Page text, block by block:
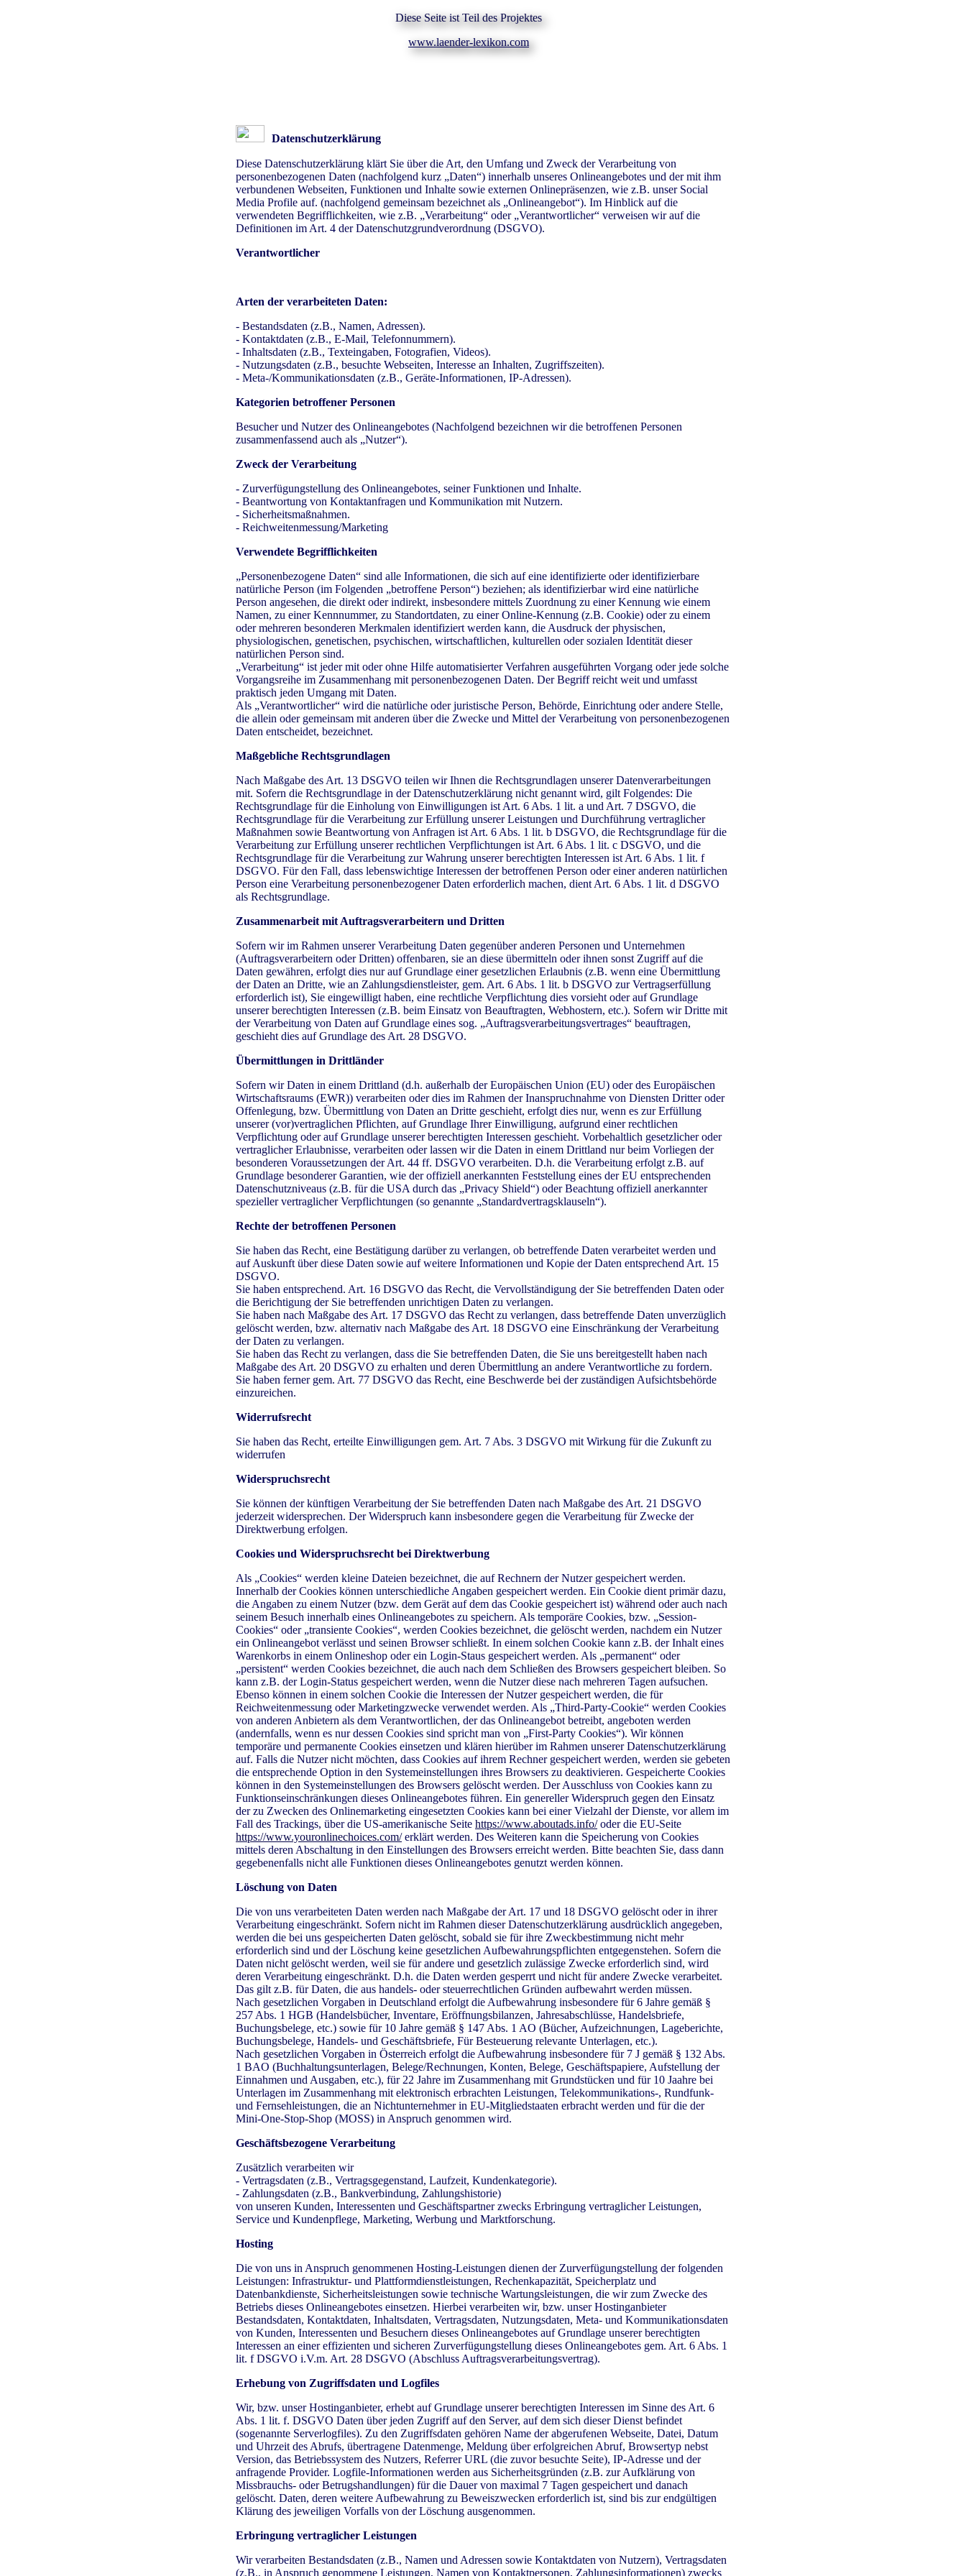
Diese Seite ist Teil des Projektes
www.laender-lexikon.com
Datenschutzerklärung
Diese Datenschutzerklärung klärt Sie über die Art, den Umfang und Zweck der Verarbeitung von
personenbezogenen Daten (nachfolgend kurz „Daten“) innerhalb unseres Onlineangebotes und der mit ihm
verbundenen Webseiten, Funktionen und Inhalte sowie externen Onlinepräsenzen, wie z.B. unser Social
Media Profile auf. (nachfolgend gemeinsam bezeichnet als „Onlineangebot“). Im Hinblick auf die
verwendeten Begrifflichkeiten, wie z.B. „Verarbeitung“ oder „Verantwortlicher“ verweisen wir auf die
Definitionen im Art. 4 der Datenschutzgrundverordnung (DSGVO).
Verantwortlicher
Arten der verarbeiteten Daten:
- Bestandsdaten (z.B., Namen, Adressen).
- Kontaktdaten (z.B., E-Mail, Telefonnummern).
- Inhaltsdaten (z.B., Texteingaben, Fotografien, Videos).
- Nutzungsdaten (z.B., besuchte Webseiten, Interesse an Inhalten, Zugriffszeiten).
- Meta-/Kommunikationsdaten (z.B., Geräte-Informationen, IP-Adressen).
Kategorien betroffener Personen
Besucher und Nutzer des Onlineangebotes (Nachfolgend bezeichnen wir die betroffenen Personen
zusammenfassend auch als „Nutzer“).
Zweck der Verarbeitung
- Zurverfügungstellung des Onlineangebotes, seiner Funktionen und Inhalte.
- Beantwortung von Kontaktanfragen und Kommunikation mit Nutzern.
- Sicherheitsmaßnahmen.
- Reichweitenmessung/Marketing
Verwendete Begrifflichkeiten
„Personenbezogene Daten“ sind alle Informationen, die sich auf eine identifizierte oder identifizierbare
natürliche Person (im Folgenden „betroffene Person“) beziehen; als identifizierbar wird eine natürliche
Person angesehen, die direkt oder indirekt, insbesondere mittels Zuordnung zu einer Kennung wie einem
Namen, zu einer Kennnummer, zu Standortdaten, zu einer Online-Kennung (z.B. Cookie) oder zu einem
oder mehreren besonderen Merkmalen identifiziert werden kann, die Ausdruck der physischen,
physiologischen, genetischen, psychischen, wirtschaftlichen, kulturellen oder sozialen Identität dieser
natürlichen Person sind.
„Verarbeitung“ ist jeder mit oder ohne Hilfe automatisierter Verfahren ausgeführten Vorgang oder jede solche
Vorgangsreihe im Zusammenhang mit personenbezogenen Daten. Der Begriff reicht weit und umfasst
praktisch jeden Umgang mit Daten.
Als „Verantwortlicher“ wird die natürliche oder juristische Person, Behörde, Einrichtung oder andere Stelle,
die allein oder gemeinsam mit anderen über die Zwecke und Mittel der Verarbeitung von personenbezogenen
Daten entscheidet, bezeichnet.
Maßgebliche Rechtsgrundlagen
Nach Maßgabe des Art. 13 DSGVO teilen wir Ihnen die Rechtsgrundlagen unserer Datenverarbeitungen
mit. Sofern die Rechtsgrundlage in der Datenschutzerklärung nicht genannt wird, gilt Folgendes: Die
Rechtsgrundlage für die Einholung von Einwilligungen ist Art. 6 Abs. 1 lit. a und Art. 7 DSGVO, die
Rechtsgrundlage für die Verarbeitung zur Erfüllung unserer Leistungen und Durchführung vertraglicher
Maßnahmen sowie Beantwortung von Anfragen ist Art. 6 Abs. 1 lit. b DSGVO, die Rechtsgrundlage für die
Verarbeitung zur Erfüllung unserer rechtlichen Verpflichtungen ist Art. 6 Abs. 1 lit. c DSGVO, und die
Rechtsgrundlage für die Verarbeitung zur Wahrung unserer berechtigten Interessen ist Art. 6 Abs. 1 lit. f
DSGVO. Für den Fall, dass lebenswichtige Interessen der betroffenen Person oder einer anderen natürlichen
Person eine Verarbeitung personenbezogener Daten erforderlich machen, dient Art. 6 Abs. 1 lit. d DSGVO
als Rechtsgrundlage.
Zusammenarbeit mit Auftragsverarbeitern und Dritten
Sofern wir im Rahmen unserer Verarbeitung Daten gegenüber anderen Personen und Unternehmen
(Auftragsverarbeitern oder Dritten) offenbaren, sie an diese übermitteln oder ihnen sonst Zugriff auf die
Daten gewähren, erfolgt dies nur auf Grundlage einer gesetzlichen Erlaubnis (z.B. wenn eine Übermittlung
der Daten an Dritte, wie an Zahlungsdienstleister, gem. Art. 6 Abs. 1 lit. b DSGVO zur Vertragserfüllung
erforderlich ist), Sie eingewilligt haben, eine rechtliche Verpflichtung dies vorsieht oder auf Grundlage
unserer berechtigten Interessen (z.B. beim Einsatz von Beauftragten, Webhostern, etc.). Sofern wir Dritte mit
der Verarbeitung von Daten auf Grundlage eines sog. „Auftragsverarbeitungsvertrages“ beauftragen,
geschieht dies auf Grundlage des Art. 28 DSGVO.
Übermittlungen in Drittländer
Sofern wir Daten in einem Drittland (d.h. außerhalb der Europäischen Union (EU) oder des Europäischen
Wirtschaftsraums (EWR)) verarbeiten oder dies im Rahmen der Inanspruchnahme von Diensten Dritter oder
Offenlegung, bzw. Übermittlung von Daten an Dritte geschieht, erfolgt dies nur, wenn es zur Erfüllung
unserer (vor)vertraglichen Pflichten, auf Grundlage Ihrer Einwilligung, aufgrund einer rechtlichen
Verpflichtung oder auf Grundlage unserer berechtigten Interessen geschieht. Vorbehaltlich gesetzlicher oder
vertraglicher Erlaubnisse, verarbeiten oder lassen wir die Daten in einem Drittland nur beim Vorliegen der
besonderen Voraussetzungen der Art. 44 ff. DSGVO verarbeiten. D.h. die Verarbeitung erfolgt z.B. auf
Grundlage besonderer Garantien, wie der offiziell anerkannten Feststellung eines der EU entsprechenden
Datenschutzniveaus (z.B. für die USA durch das „Privacy Shield“) oder Beachtung offiziell anerkannter
spezieller vertraglicher Verpflichtungen (so genannte „Standardvertragsklauseln“).
Rechte der betroffenen Personen
Sie haben das Recht, eine Bestätigung darüber zu verlangen, ob betreffende Daten verarbeitet werden und
auf Auskunft über diese Daten sowie auf weitere Informationen und Kopie der Daten entsprechend Art. 15
DSGVO.
Sie haben entsprechend. Art. 16 DSGVO das Recht, die Vervollständigung der Sie betreffenden Daten oder
die Berichtigung der Sie betreffenden unrichtigen Daten zu verlangen.
Sie haben nach Maßgabe des Art. 17 DSGVO das Recht zu verlangen, dass betreffende Daten unverzüglich
gelöscht werden, bzw. alternativ nach Maßgabe des Art. 18 DSGVO eine Einschränkung der Verarbeitung
der Daten zu verlangen.
Sie haben das Recht zu verlangen, dass die Sie betreffenden Daten, die Sie uns bereitgestellt haben nach
Maßgabe des Art. 20 DSGVO zu erhalten und deren Übermittlung an andere Verantwortliche zu fordern.
Sie haben ferner gem. Art. 77 DSGVO das Recht, eine Beschwerde bei der zuständigen Aufsichtsbehörde
einzureichen.
Widerrufsrecht
Sie haben das Recht, erteilte Einwilligungen gem. Art. 7 Abs. 3 DSGVO mit Wirkung für die Zukunft zu
widerrufen
Widerspruchsrecht
Sie können der künftigen Verarbeitung der Sie betreffenden Daten nach Maßgabe des Art. 21 DSGVO
jederzeit widersprechen. Der Widerspruch kann insbesondere gegen die Verarbeitung für Zwecke der
Direktwerbung erfolgen.
Cookies und Widerspruchsrecht bei Direktwerbung
Als „Cookies“ werden kleine Dateien bezeichnet, die auf Rechnern der Nutzer gespeichert werden.
Innerhalb der Cookies können unterschiedliche Angaben gespeichert werden. Ein Cookie dient primär dazu,
die Angaben zu einem Nutzer (bzw. dem Gerät auf dem das Cookie gespeichert ist) während oder auch nach
seinem Besuch innerhalb eines Onlineangebotes zu speichern. Als temporäre Cookies, bzw. „Session-
Cookies“ oder „transiente Cookies“, werden Cookies bezeichnet, die gelöscht werden, nachdem ein Nutzer
ein Onlineangebot verlässt und seinen Browser schließt. In einem solchen Cookie kann z.B. der Inhalt eines
Warenkorbs in einem Onlineshop oder ein Login-Staus gespeichert werden. Als „permanent“ oder
„persistent“ werden Cookies bezeichnet, die auch nach dem Schließen des Browsers gespeichert bleiben. So
kann z.B. der Login-Status gespeichert werden, wenn die Nutzer diese nach mehreren Tagen aufsuchen.
Ebenso können in einem solchen Cookie die Interessen der Nutzer gespeichert werden, die für
Reichweitenmessung oder Marketingzwecke verwendet werden. Als „Third-Party-Cookie“ werden Cookies
von anderen Anbietern als dem Verantwortlichen, der das Onlineangebot betreibt, angeboten werden
(andernfalls, wenn es nur dessen Cookies sind spricht man von „First-Party Cookies“). Wir können
temporäre und permanente Cookies einsetzen und klären hierüber im Rahmen unserer Datenschutzerklärung
auf. Falls die Nutzer nicht möchten, dass Cookies auf ihrem Rechner gespeichert werden, werden sie gebeten
die entsprechende Option in den Systemeinstellungen ihres Browsers zu deaktivieren. Gespeicherte Cookies
können in den Systemeinstellungen des Browsers gelöscht werden. Der Ausschluss von Cookies kann zu
Funktionseinschränkungen dieses Onlineangebotes führen. Ein genereller Widerspruch gegen den Einsatz
der zu Zwecken des Onlinemarketing eingesetzten Cookies kann bei einer Vielzahl der Dienste, vor allem im
Fall des Trackings, über die US-amerikanische Seite https://www.aboutads.info/oder die EU-Seite
https://www.youronlinechoices.com/erklärt werden. Des Weiteren kann die Speicherung von Cookies
mittels deren Abschaltung in den Einstellungen des Browsers erreicht werden. Bitte beachten Sie, dass dann
gegebenenfalls nicht alle Funktionen dieses Onlineangebotes genutzt werden können.
Löschung von Daten
Die von uns verarbeiteten Daten werden nach Maßgabe der Art. 17 und 18 DSGVO gelöscht oder in ihrer
Verarbeitung eingeschränkt. Sofern nicht im Rahmen dieser Datenschutzerklärung ausdrücklich angegeben,
werden die bei uns gespeicherten Daten gelöscht, sobald sie für ihre Zweckbestimmung nicht mehr
erforderlich sind und der Löschung keine gesetzlichen Aufbewahrungspflichten entgegenstehen. Sofern die
Daten nicht gelöscht werden, weil sie für andere und gesetzlich zulässige Zwecke erforderlich sind, wird
deren Verarbeitung eingeschränkt. D.h. die Daten werden gesperrt und nicht für andere Zwecke verarbeitet.
Das gilt z.B. für Daten, die aus handels- oder steuerrechtlichen Gründen aufbewahrt werden müssen.
Nach gesetzlichen Vorgaben in Deutschland erfolgt die Aufbewahrung insbesondere für 6 Jahre gemäß §
257 Abs. 1 HGB (Handelsbücher, Inventare, Eröffnungsbilanzen, Jahresabschlüsse, Handelsbriefe,
Buchungsbelege, etc.) sowie für 10 Jahre gemäß § 147 Abs. 1 AO (Bücher, Aufzeichnungen, Lageberichte,
Buchungsbelege, Handels- und Geschäftsbriefe, Für Besteuerung relevante Unterlagen, etc.).
Nach gesetzlichen Vorgaben in Österreich erfolgt die Aufbewahrung insbesondere für 7 J gemäß § 132 Abs.
1 BAO (Buchhaltungsunterlagen, Belege/Rechnungen, Konten, Belege, Geschäftspapiere, Aufstellung der
Einnahmen und Ausgaben, etc.), für 22 Jahre im Zusammenhang mit Grundstücken und für 10 Jaahre bei
Unterlagen im Zusammenhang mit elektronisch erbrachten Leistungen, Telekommunikations-, Rundfunk-
und Fernsehleistungen, die an Nichtunternehmer in EU-Mitgliedstaaten erbracht werden und für die der
Mini-One-Stop-Shop (MOSS) in Anspruch genommen wird.
Geschäftsbezogene Verarbeitung
Zusätzlich verarbeiten wir
- Vertragsdaten (z.B., Vertragsgegenstand, Laufzeit, Kundenkategorie).
- Zahlungsdaten (z.B., Bankverbindung, Zahlungshistorie)
von unseren Kunden, Interessenten und Geschäftspartner zwecks Erbringung vertraglicher Leistungen,
Service und Kundenpflege, Marketing, Werbung und Marktforschung.
Hosting
Die von uns in Anspruch genommenen Hosting-Leistungen dienen der Zurverfügungstellung der folgenden
Leistungen: Infrastruktur- und Plattformdienstleistungen, Rechenkapazität, Speicherplatz und
Datenbankdienste, Sicherheitsleistungen sowie technische Wartungsleistungen, die wir zum Zwecke des
Betriebs dieses Onlineangebotes einsetzen. Hierbei verarbeiten wir, bzw. unser Hostinganbieter
Bestandsdaten, Kontaktdaten, Inhaltsdaten, Vertragsdaten, Nutzungsdaten, Meta- und Kommunikationsdaten
von Kunden, Interessenten und Besuchern dieses Onlineangebotes auf Grundlage unserer berechtigten
Interessen an einer effizienten und sicheren Zurverfügungstellung dieses Onlineangebotes gem. Art. 6 Abs. 1
lit. f DSGVO i.V.m. Art. 28 DSGVO (Abschluss Auftragsverarbeitungsvertrag).
Erhebung von Zugriffsdaten und Logfiles
Wir, bzw. unser Hostinganbieter, erhebt auf Grundlage unserer berechtigten Interessen im Sinne des Art. 6
Abs. 1 lit. f. DSGVO Daten über jeden Zugriff auf den Server, auf dem sich dieser Dienst befindet
(sogenannte Serverlogfiles). Zu den Zugriffsdaten gehören Name der abgerufenen Webseite, Datei, Datum
und Uhrzeit des Abrufs, übertragene Datenmenge, Meldung über erfolgreichen Abruf, Browsertyp nebst
Version, das Betriebssystem des Nutzers, Referrer URL (die zuvor besuchte Seite), IP-Adresse und der
anfragende Provider. Logfile-Informationen werden aus Sicherheitsgründen (z.B. zur Aufklärung von
Missbrauchs- oder Betrugshandlungen) für die Dauer von maximal 7 Tagen gespeichert und danach
gelöscht. Daten, deren weitere Aufbewahrung zu Beweiszwecken erforderlich ist, sind bis zur endgültigen
Klärung des jeweiligen Vorfalls von der Löschung ausgenommen.
Erbringung vertraglicher Leistungen
Wir verarbeiten Bestandsdaten (z.B., Namen und Adressen sowie Kontaktdaten von Nutzern), Vertragsdaten
(z.B., in Anspruch genommene Leistungen, Namen von Kontaktpersonen, Zahlungsinformationen) zwecks